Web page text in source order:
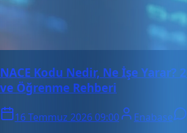
NACE Kodu Nedir, Ne İşe Yarar?
ve Öğrenme Rehberi
16 Temmuz 2026 09:00 Enabase